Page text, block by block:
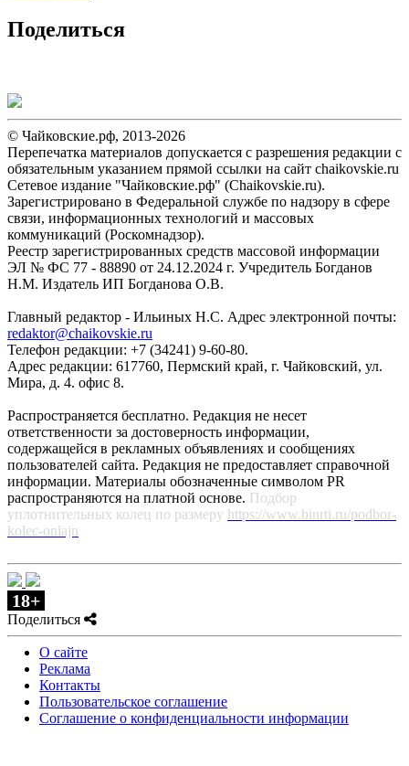
Поделиться
© Чайковские.рф, 2013-2026
Перепечатка материалов допускается с разрешения редакции с
обязательным указанием прямой ссылки на сайт chaikovskie.ru
Сетевое издание "Чайковские.рф" (Chaikovskie.ru).
Зарегистрировано в Федеральной службе по надзору в сфере
связи, информационных технологий и массовых
коммуникаций (Роскомнадзор).
Реестр зарегистрированных средств массовой информации
ЭЛ № ФС 77 - 88890 от 24.12.2024 г. Учредитель Богданов
Н.М. Издатель ИП Богданова О.В.
Главный редактор - Ильиных Н.С. Адрес электронной почты:
redaktor@chaikovskie.ru
Телефон редакции: +7 (34241) 9-60-80.
Адрес редакции: 617760, Пермский край, г. Чайковский, ул.
Мира, д. 4. офис 8.
Распространяется бесплатно. Редакция не несет
ответственности за достоверность информации,
содержащейся в рекламных объявлениях и сообщениях
пользователей сайта. Редакция не предоставляет справочной
информации. Материалы обозначенные символом PR
распространяются на платной основе. Подбор
уплотнительных колец по размеру https://www.binrti.ru/podbor-
kolec-onlajn
18+
Поделиться
О сайте
Реклама
Контакты
Пользовательское соглашение
Соглашение о конфиденциальности информации